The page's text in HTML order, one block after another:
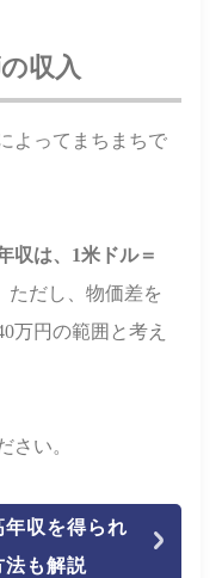
収入
よってまちまちで
収は、1米ドル＝
ただし、物価差を
万円の範囲と考え
さい。
収を得られ
法も解説